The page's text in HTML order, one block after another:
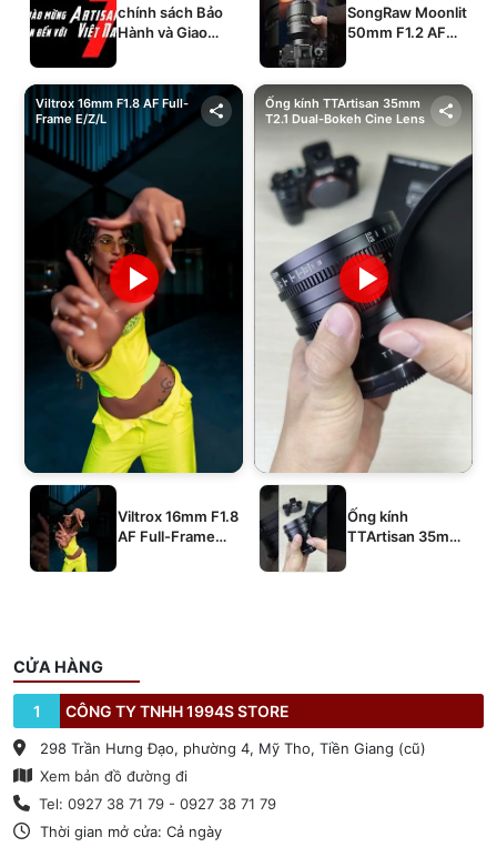
chính sách Bảo
Hành và Giao
SongRaw Moonlit
50mm F1.2 AF
Viltrox 16mm F1.8 AF Full-
Frame E/Z/L
Viltrox 16mm F1.8
AF Full-Frame
Ống kính TTArtisan 35mm
T2.1 Dual-Bokeh Cine Lens
Ống kính
TTArtisan 35mm
CỬA HÀNG
1 CÔNG TY TNHH 1994S STORE
298 Trần Hưng Đạo, phường 4, Mỹ Tho, Tiền Giang (cũ)
Xem bản đồ đường đi
Tel: 0927 38 71 79 - 0927 38 71 79
Thời gian mở cửa: Cả ngày